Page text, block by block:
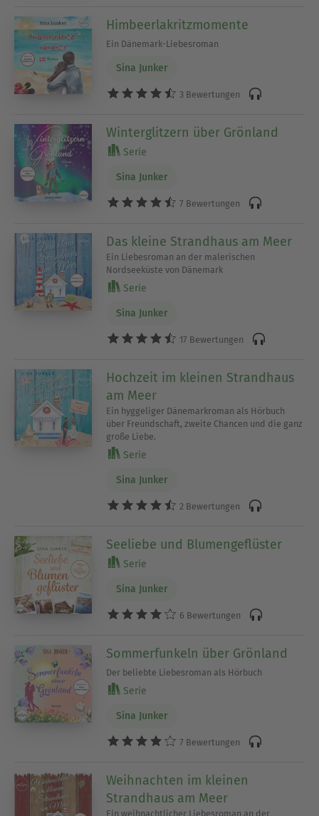
Himbeerlakritzmomente
Ein Dänemark-Liebesroman
Sina Junker
3 Bewertungen
Winterglitzern über Grönland
Serie
Sina Junker
7 Bewertungen
Das kleine Strandhaus am Meer
Ein Liebesroman an der malerischen
Nordseeküste von Dänemark
Serie
Sina Junker
17 Bewertungen
Hochzeit im kleinen Strandhaus
am Meer
Ein hyggeliger Dänemarkroman als Hörbuch
über Freundschaft, zweite Chancen und die ganz
große Liebe.
Serie
Sina Junker
2 Bewertungen
Seeliebe und Blumengeflüster
Serie
Sina Junker
6 Bewertungen
Sommerfunkeln über Grönland
Der beliebte Liebesroman als Hörbuch
Serie
Sina Junker
7 Bewertungen
Weihnachten im kleinen
Strandhaus am Meer
Ein weihnachtlicher Liebesroman an der